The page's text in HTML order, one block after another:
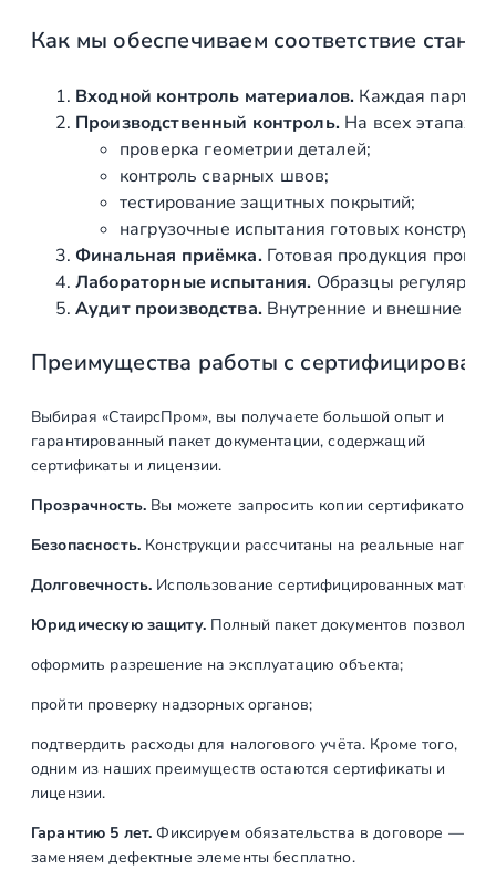
с
е
к
Как мы обеспечиваем соответствие
Входной контроль материалов. Каждая партия
Производственный контроль.На всех этапах
проверка геометрии деталей;
контроль сварных швов;
тестирование защитных покрытий;
нагрузочные испытания готовых
Финальная приёмка.Готовая продукция
Лабораторные испытания. Образцы регулярно
Аудит производства.Внутренние и внешние
Преимущества работы с
Выбирая «СтаирсПром», вы получаете большой опыт и
гарантированный пакет документации, содержащий
сертификаты и лицензии.
Прозрачность.Вы можете запросить копии сертификатов
Безопасность.Конструкции рассчитаны на реальные
Долговечность. Использование сертифицированных
Юридическую защиту.Полный пакет документов позволяет:
оформить разрешение на эксплуатацию объекта;
пройти проверку надзорных органов;
подтвердить расходы для налогового учёта. Кроме того,
одним из наших преимуществ остаются сертификаты и
лицензии.
Гарантию 5 лет. Фиксируем обязательства в договоре —
заменяем дефектные элементы бесплатно.